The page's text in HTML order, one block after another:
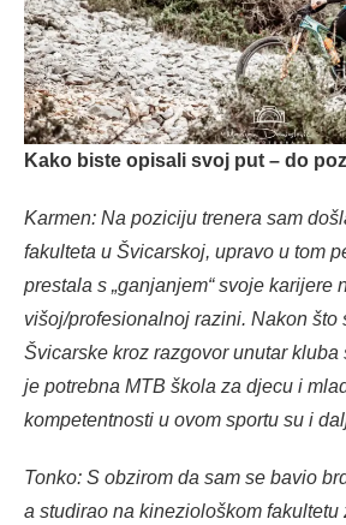
Kako biste opisali svoj put – do
Karmen: Na poziciju trenera sam
fakulteta u Švicarskoj, upravo u tom
prestala s „ganjanjem“ svoje karijere
višoj/profesionalnoj razini. Nakon što
Švicarske kroz razgovor unutar kluba
je potrebna MTB škola za djecu i
kompetentnosti u ovom sportu su i
Tonko: S obzirom da sam se bavio
a studirao na kineziološkom fakultetu